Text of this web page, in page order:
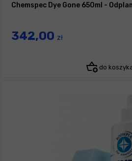
Chemspec Dye Gone 650ml -
342,00 zł
do